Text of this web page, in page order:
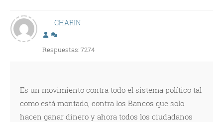
CHARIN
Respuestas: 7274
Es un movimiento contra todo el sistema político tal
como está montado, contra los Bancos que solo
hacen ganar dinero y ahora todos los ciudadanos